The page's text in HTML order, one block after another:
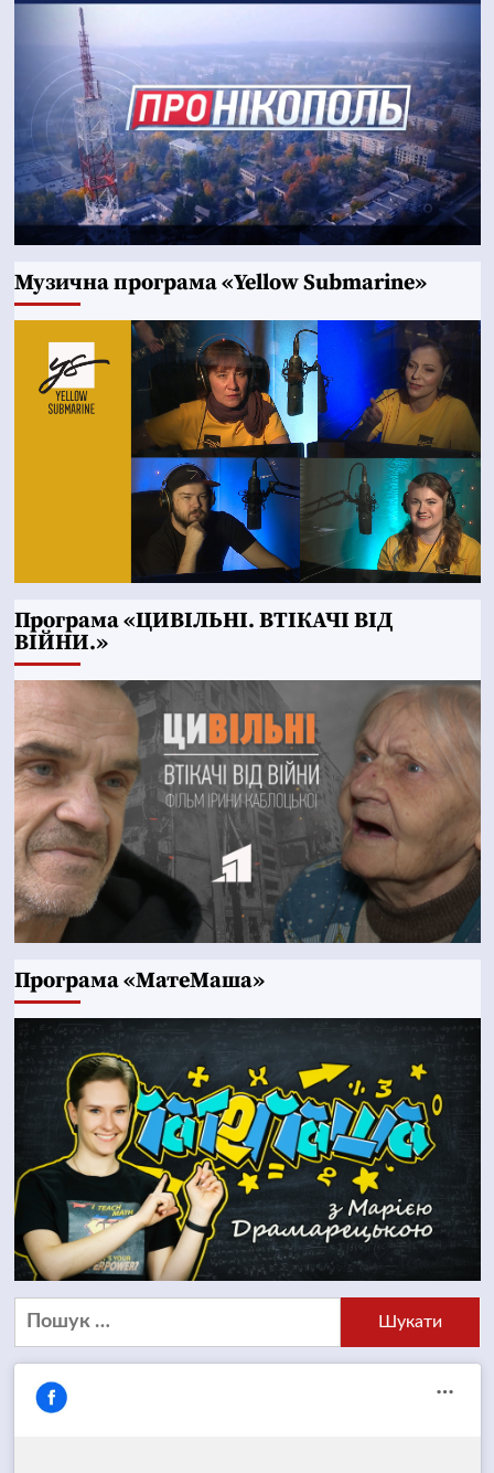
Музична програма «Yellow Submarine»
Програма «ЦИВІЛЬНІ. ВТІКАЧІ ВІД
ВІЙНИ.»
Програма «МатеМаша»
Пошук: